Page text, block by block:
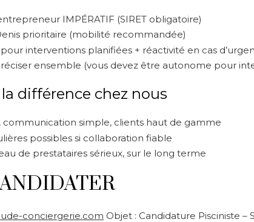
IMPÉRATIF (SIRET obligatoire)
prioritaire (mobilité recommandée)
interventions planifiées + réactivité en cas
ensemble (vous devez être autonome pour
différence chez nous
communication simple, clients haut de gamme
possibles si collaboration fiable
de prestataires sérieux, sur le long terme
conciergerie.com Objet : Candidature Pisciniste –